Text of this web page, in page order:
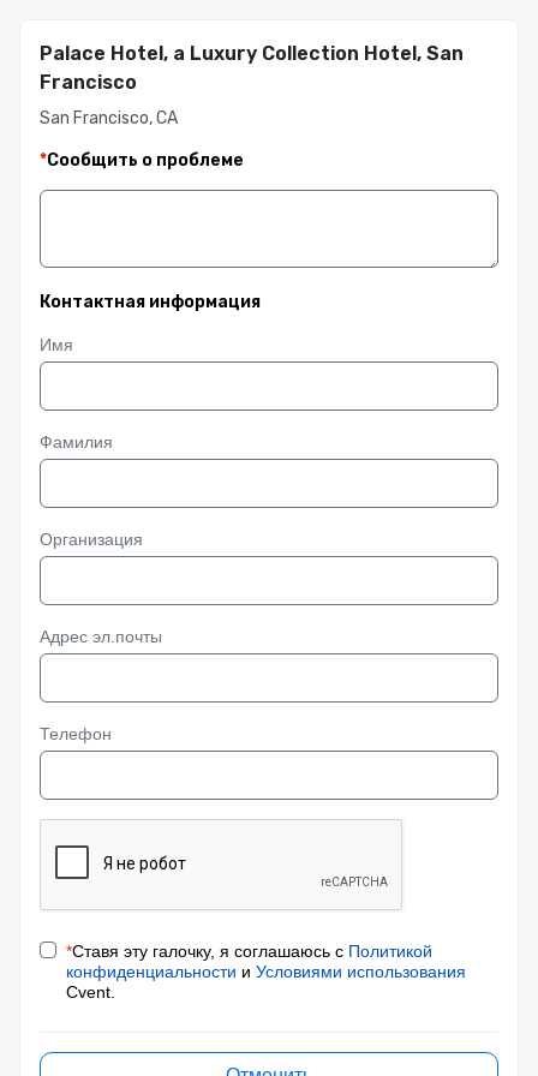
Palace Hotel, a Luxury Collection Hotel, San
Francisco
San Francisco, CA
*Сообщить о проблеме
Контактная информация
Имя
Фамилия
Организация
Адрес эл.почты
Телефон
*Ставя эту галочку, я соглашаюсь с Политикой
конфиденциальности и Условиями использования
Cvent.